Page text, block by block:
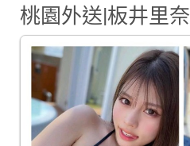
桃園外送|板井里奈